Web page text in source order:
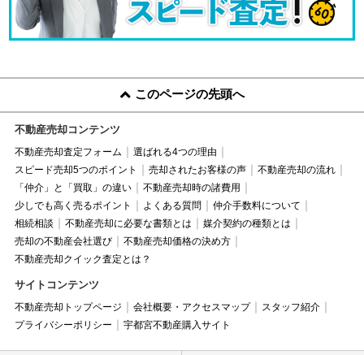
このページの先頭へ
不動産売却コンテンツ
不動産売却査定フォーム
選ばれる4つの理由
スピード売却5つのポイント
売却されたお客様の声
不動産売却の流れ
「仲介」と「買取」の違い
不動産売却時の諸費用
少しでも高く売るポイント
よくある質問
仲介手数料について
相続相談
不動産売却に必要な書類とは
媒介契約の種類とは
売却の不動産会社選び
不動産売却価格の決め方
不動産売却クイック査定とは？
サイトコンテンツ
不動産売却トップページ 会社概要・アクセスマップ
スタッフ紹介
プライバシーポリシー
宇都宮不動産購入サイト